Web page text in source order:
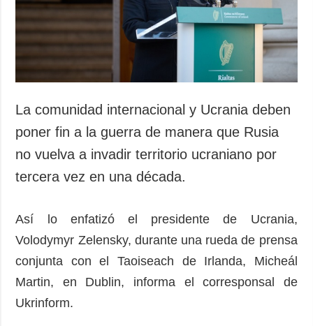
Crimen
Desastres y
ADICIONAL
Podcasts
Publicaciones
Entrevistas
Releases
SERVICIOS
Suscripción
imágenes
La comunidad internacional y Ucrania deben
poner fin a la guerra de manera que Rusia
no vuelva a invadir territorio ucraniano por
tercera vez en una década.
Así lo enfatizó el presidente de Ucrania,
Volodymyr Zelensky, durante una rueda de prensa
conjunta con el Taoiseach de Irlanda, Micheál
Martin, en Dublin, informa el corresponsal de
Ukrinform.